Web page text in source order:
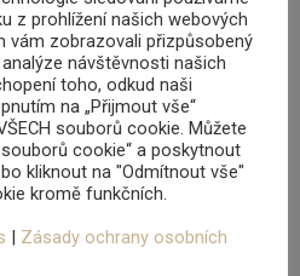
i na RumFestu!
další sadu Blue Ocean
rumu
z prohlížení našich webových
vám zobrazovali přizpůsobený
návštěvnosti našich
toho, odkud naši
na „Přijmout vše“
souborů cookie. Můžete
cookie“ a poskytnout
kliknout na "Odmítnout vše"
kromě funkčních.
| Zásady ochrany osobních